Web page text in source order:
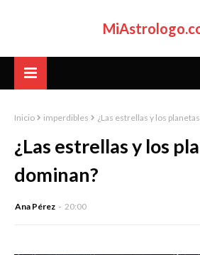
Inicio imperdibles ¿Las estrellas y los
¿Las estrellas y los
dominan?
Ana Pérez 20:00